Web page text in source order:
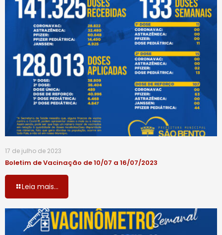
17 de julho de 2023
Boletim de Vacinação de 10/07 a 16/07/2023
Leia mais...